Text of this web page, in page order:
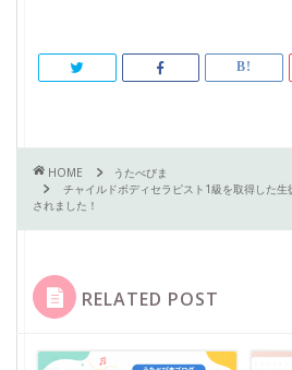
HOME
うたべびま
チャイルドボディセラピスト1級を取得した
されました！
RELATED POST